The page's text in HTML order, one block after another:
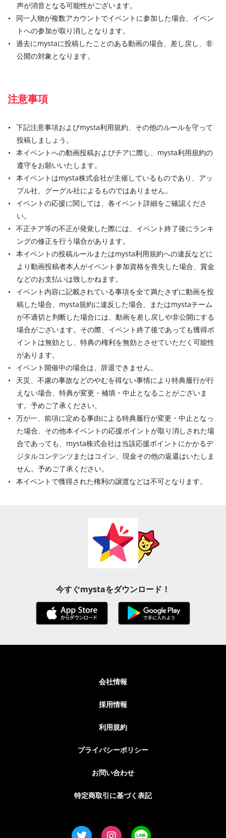
声が消音となる可能性がございます。
同一人物が複数アカウントでイベントに参加した場合、イベン
トへの参加が取り消しとなります。
過去にmystaに投稿したことのある動画の場合、差し戻し、非
公開の対象となります。
注意事項
下記注意事項およびmysta利用規約、その他のルールを守って
投稿しましょう。
本イベントへの動画投稿およびチアに際し、mysta利用規約の
遵守をお願いいたします。
本イベントはmysta株式会社が主催しているものであり、アッ
プル社、グーグル社によるものではありません。
イベントの応援に関しては、各イベント詳細をご確認くださ
い。
不正チア等の不正が発覚した際には、イベント終了後にランキ
ングの修正を行う場合があります。
本イベントの投稿ルールまたはmysta利用規約への違反などに
より動画投稿者本人がイベント参加資格を喪失した場合、賞金
などのお支払いは致しかねます。
イベント内容に記載されている事項を全て満たさずに動画を投
稿した場合、mysta規約に違反した場合、またはmystaチーム
が不適切と判断した場合には、動画を差し戻しや非公開にする
場合がございます。その際、イベント終了後であっても獲得ポ
イントは無効とし、特典の権利を無効とさせていただく可能性
があります。
イベント開催中の場合は、辞退できません。
天災、不慮の事故などのやむを得ない事情により特典履行が行
えない場合、特典が変更・補填・中止となることがございま
す。予めご了承ください。
万が一、前項に定める事由による特典履行が変更・中止となっ
た場合、その他本イベントの応援ポイントが取り消しされた場
合であっても、mysta株式会社は当該応援ポイントにかかるデ
ジタルコンテンツまたはコイン、現金その他の返還はいたしま
せん。予めご了承ください。
本イベントで獲得された権利の譲渡などは不可となります。
今すぐmystaをダウンロード！
会社情報
採用情報
利用規約
プライバシーポリシー
お問い合わせ
特定商取引に基づく表記